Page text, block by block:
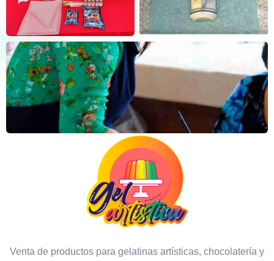
Venta de productos para gelatinas artísticas, chocolatería y